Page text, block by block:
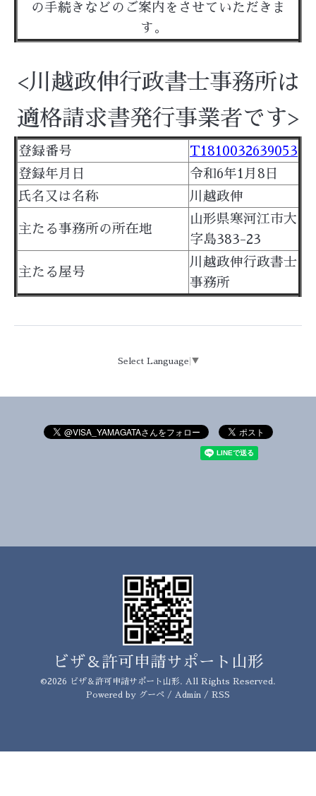
の手続きなどのご案内をさせていただきま
す。
<川越政伸行政書士事務所は
適格請求書発行事業者です>
登録番号
T1810032639053
登録年月日
令和6年1月8日
氏名又は名称
川越政伸
主たる事務所の所在地
山形県寒河江市大
字島383-23
主たる屋号
川越政伸行政書士
事務所
Select Language ▼
ビザ＆許可申請サポート山形
©2026 ビザ＆許可申請サポート山形. All Rights Reserved.
Powered by グーペ / Admin / RSS